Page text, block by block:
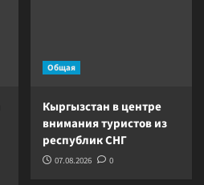
Общая
Кыргызстан в центре
внимания туристов из
республик СНГ
07.08.2026 0